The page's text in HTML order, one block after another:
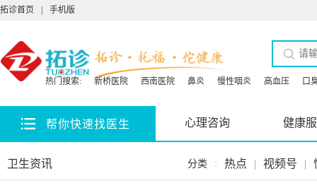
拓诊首页 手机版
热门搜索: 新桥医院 西南医院 鼻炎 慢性咽炎 高血压 口
帮你快速找医生 心理咨询 健康
卫生资讯 分类 : 热点 | 视频号 |